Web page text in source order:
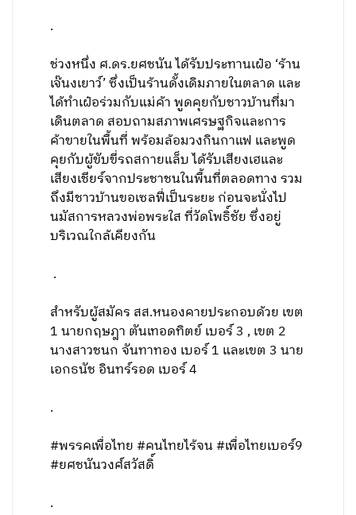
.
ช่วงหนึ่ง ศ.ดร.ยศชนัน ได้รับประทานเฝ๋อ ‘ร้าน
เจ๊นงเยาว์’ ซึ่งเป็นร้านดั้งเดิมภายในตลาด และ
ได้ทำเฝ๋อร่วมกับแม่ค้า พูดคุยกับชาวบ้านที่มา
เดินตลาด สอบถามสภาพเศรษฐกิจและการ
ค้าขายในพื้นที่ พร้อมล้อมวงกินกาแฟ และพูด
คุยกับผู้ขับขี่รถสกายแล็บ ได้รับเสียงเฮและ
เสียงเชียร์จากประชาชนในพื้นที่ตลอดทาง รวม
ถึงมีชาวบ้านขอเซลฟี่เป็นระยะ ก่อนจะนั่งไป
นมัสการหลวงพ่อพระใส ที่วัดโพธิ์ชัย ซึ่งอยู่
บริเวณใกล้เคียงกัน
.
สำหรับผู้สมัคร สส.หนองคายประกอบด้วย เขต
1 นายกฤษฎา ตันเทอดทิตย์ เบอร์ 3 , เขต 2
นางสาวชนก จันทาทอง เบอร์ 1 และเขต 3 นาย
เอกธนัช อินทร์รอด เบอร์ 4
.
#พรรคเพื่อไทย #คนไทยไร้จน #เพื่อไทยเบอร์9
#ยศชนันวงศ์สวัสดิ์
.